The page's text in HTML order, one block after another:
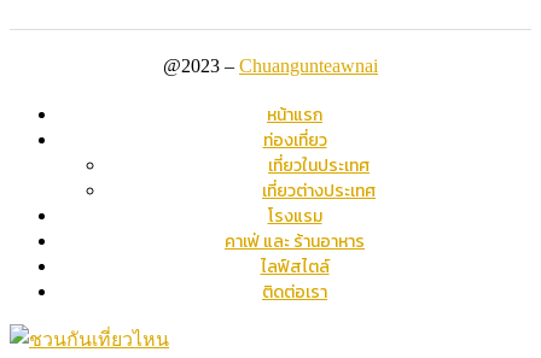
@2023 – Chuangunteawnai
หน้าแรก
ท่องเที่ยว
เที่ยวในประเทศ
เที่ยวต่างประเทศ
โรงแรม
คาเฟ่ และ ร้านอาหาร
ไลฟ์สไตล์
ติดต่อเรา